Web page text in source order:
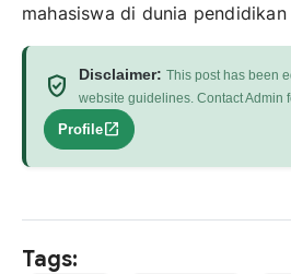
mahasiswa di dunia
verified_user Disclaimer: This post has been
website guidelines. Contact Admin
Profileopen_in_new
Tags: